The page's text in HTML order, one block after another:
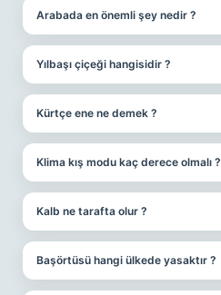
Arabada en önemli şey nedir ?
Yılbaşı çiçeği hangisidir ?
Kürtçe ene ne demek ?
Klima kış modu kaç derece olmalı ?
Kalb ne tarafta olur ?
Başörtüsü hangi ülkede yasaktır ?